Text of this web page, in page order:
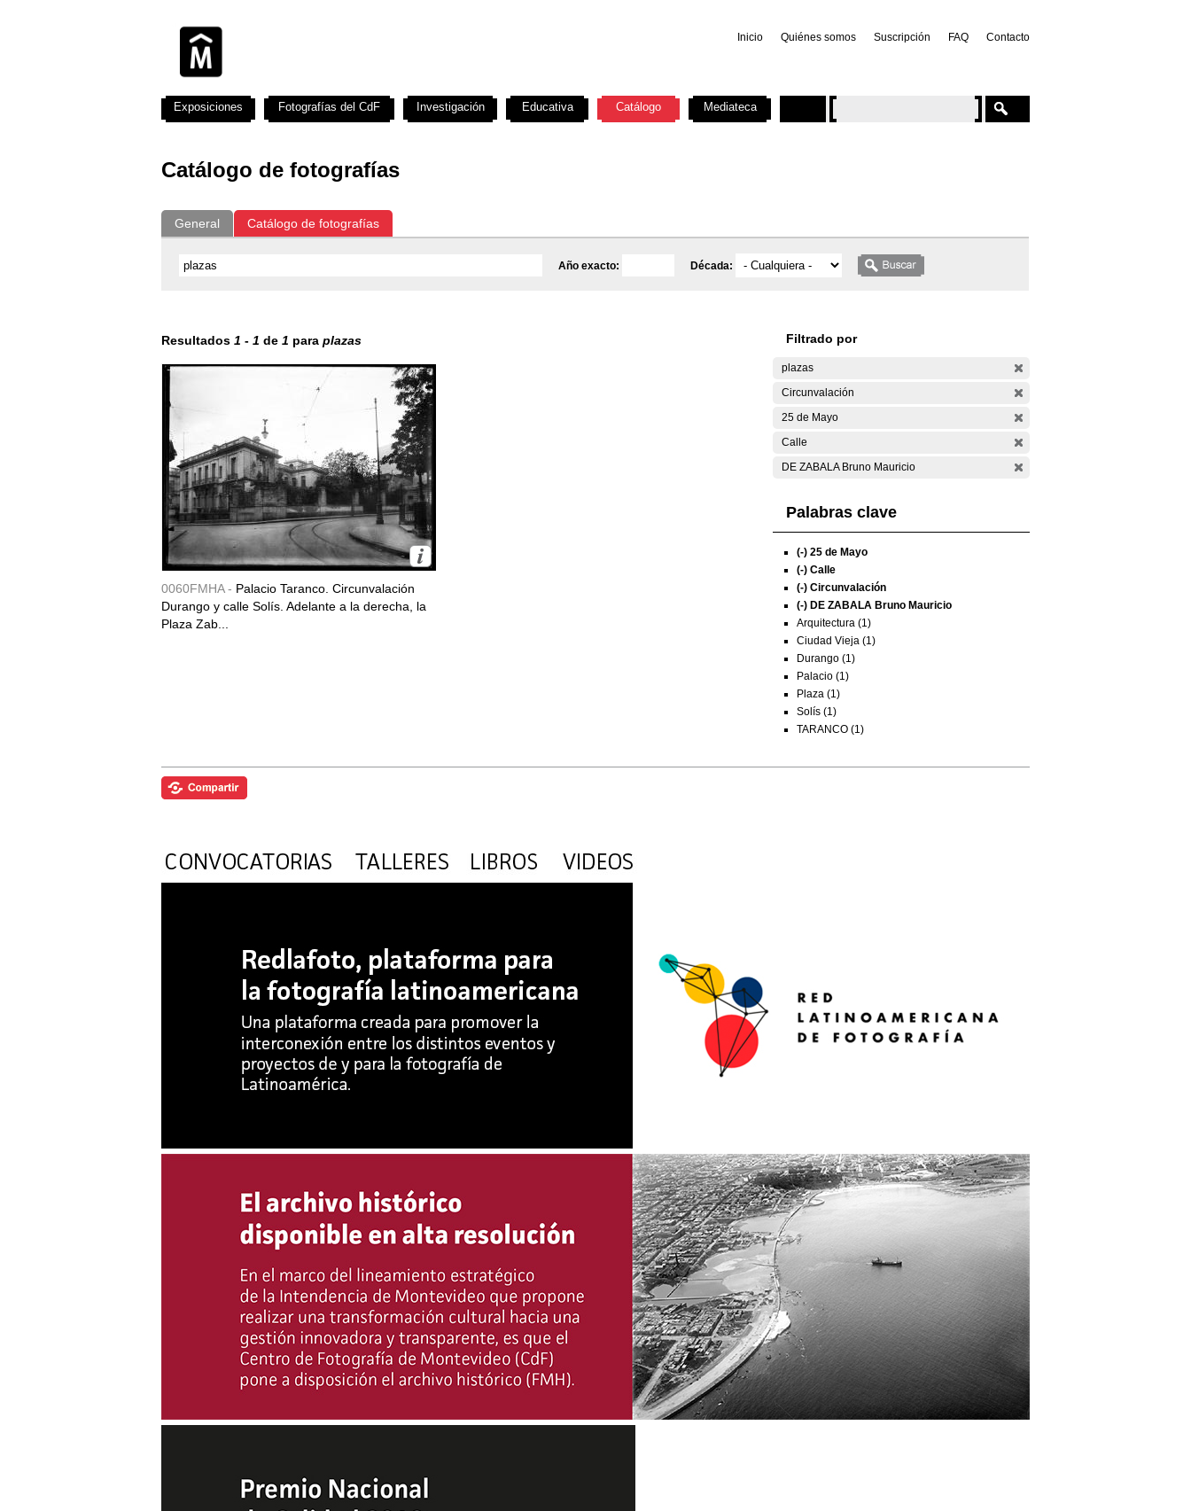
Inicio Quiénes somos Suscripción FAQ Contacto
Catálogo de fotografías
General Catálogo de fotografías
Año exacto: Década:
Resultados 1 - 1 de 1 para plazas
0060FMHA - Palacio Taranco. Circunvalación
Durango y calle Solís. Adelante a la derecha, la
Plaza Zab...
Filtrado por
plazas
Circunvalación
25 de Mayo
Calle
DE ZABALA Bruno Mauricio
Palabras clave
(-) 25 de Mayo
(-) Calle
(-) Circunvalación
(-) DE ZABALA Bruno Mauricio
Arquitectura (1)
Ciudad Vieja (1)
Durango (1)
Palacio (1)
Plaza (1)
Solís (1)
TARANCO (1)
Exposiciones Fotografías del CdF Investigación Educativa Catálogo Mediateca